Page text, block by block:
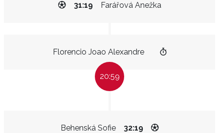
Farářová Anežka
31:19
Florencio Joao Alexandre
20:59
Behenská Sofie 32:19